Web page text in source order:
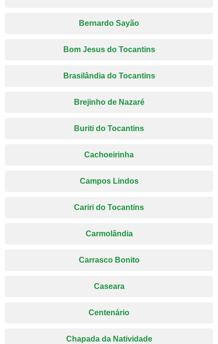
Bernardo Sayão
Bom Jesus do Tocantins
Brasilândia do Tocantins
Brejinho de Nazaré
Buriti do Tocantins
Cachoeirinha
Campos Lindos
Cariri do Tocantins
Carmolândia
Carrasco Bonito
Caseara
Centenário
Chapada da Natividade